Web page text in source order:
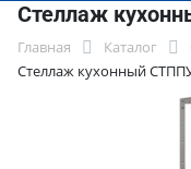
Стеллаж
Главная Каталог
Стеллаж кухонный